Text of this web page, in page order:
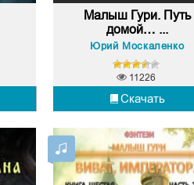
Малыш Гури. Путь
домой… ...
Юрий Москаленко
Скачать
11226